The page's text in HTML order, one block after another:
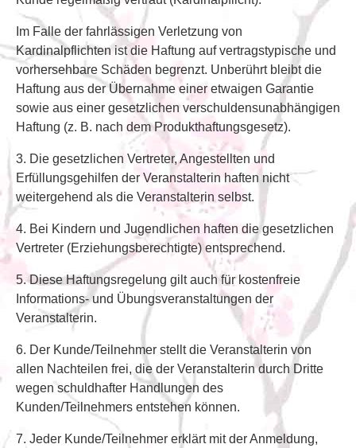
Im Falle der fahrlässigen Verletzung von
Kardinalpflichten ist die Haftung auf vertragstypische und
vorhersehbare Schäden begrenzt. Unberührt bleibt die
Haftung aus der Übernahme einer etwaigen Garantie
sowie aus einer gesetzlichen verschuldensunabhängigen
Haftung (z. B. nach dem Produkthaftungsgesetz).
3. Die gesetzlichen Vertreter, Angestellten und
Erfüllungsgehilfen der Veranstalterin haften nicht
weitergehend als die Veranstalterin selbst.
4. Bei Kindern und Jugendlichen haften die gesetzlichen
Vertreter (Erziehungsberechtigte) entsprechend.
5. Diese Haftungsregelung gilt auch für kostenfreie
Informations- und Übungsveranstaltungen der
Veranstalterin.
6. Der Kunde/Teilnehmer stellt die Veranstalterin von
allen Nachteilen frei, die der Veranstalterin durch Dritte
wegen schuldhafter Handlungen des
Kunden/Teilnehmers entstehen können.
7. Jeder Kunde/Teilnehmer erklärt mit der Anmeldung,